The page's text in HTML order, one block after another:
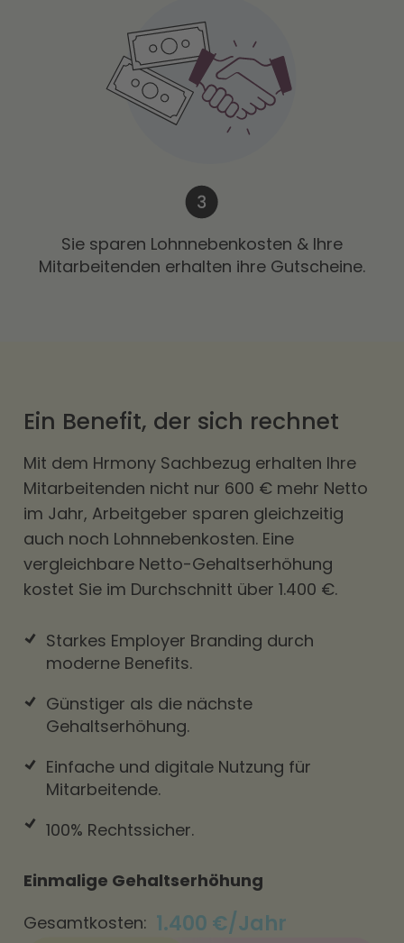
Sie sparen Lohnnebenkosten & Ihre
Mitarbeitenden erhalten ihre Gutscheine.
Einmalige Gehaltserhöhung
Gesamtkosten: 1.400 €/Jahr
Ein Benefit, der sich rechnet
Mit dem Hrmony Sachbezug erhalten Ihre
Mitarbeitenden nicht nur 600 € mehr Netto
im Jahr, Arbeitgeber sparen gleichzeitig
auch noch Lohnnebenkosten. Eine
vergleichbare Netto-Gehaltserhöhung
kostet Sie im Durchschnitt über 1.400 €.
Starkes Employer Branding durch
moderne Benefits.
Günstiger als die nächste
Gehaltserhöhung.
Einfache und digitale Nutzung für
Mitarbeitende.
100% Rechtssicher.